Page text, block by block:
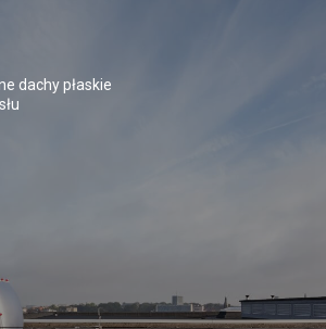
dachy płaskie